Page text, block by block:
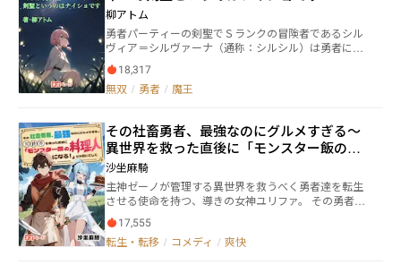
タジー！ ※ファッション対決あり、場外乱闘（アルバ
イト先乱入）あり、聖剣アルデギオンによる攻撃あ
り！ ※もちろんラブもコメディーもあるよ！ ～～～～
～～ 「ファッションチェックで100点がでれば、婿に
なって国を救う約束を？」 「知らん知らん！ 見た目
がタイプでも、ストーカー女と結婚する気なんてない
よ」 なーんて言っていたら……そうです。刺されます
がたい言葉を無視したせいでしょうかね。 そんな反省
をしてももう遅いですよ……。 気づいたら、異世界転
生しちゃっていました。 本作の見どころは、ジレジレ
感満載の恋の行方……？ そして次々に現れるヒロイン
候補たち。 これはハーレムモノなのか？ いいえ、違い
ます。 嫉妬に狂う超重めヤンデレストーカー女の攻撃
を回避しつつ、たくさんのヒロイン候補たちとお近づ
きに……なれるといいね？
柳アトム
勇者パーティーの剣聖でＳランクの冒険者であるシル
ヴィア＝シルヴァーナ（通称：シルシル）は勇者に告
白するも撃沈。傷心を抱えて故郷の村に引き籠りま
す。 そこで冒険者ギルトの受付嬢をしますが、次々と
問題が発生して……。 これはＳランク冒険者という正
18,317
無双 / 勇者 / 魔王
その社畜勇者、最強なのにグルメすぎる～
異世界を救った直後に「モンスター飯の料
理人になる！」とか言いだした
沙坐麻騎
主神ゼーノが管理する異世界を救うべく勇者達を転生
させる使命を持つ、導きの女神ユリファ。 その勇者の
中に『日野 明澄（アスム）』という男がいた。 アスム
は強き想念を持ち善行により導かれた社畜のおっさん
だ。 この時、ユリファは大した期待もせず、アスムを
17,555
転生・転移 / コメディ / 爽快